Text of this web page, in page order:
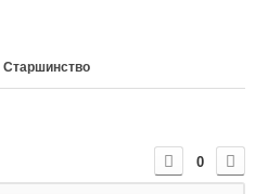
Старшинство
0